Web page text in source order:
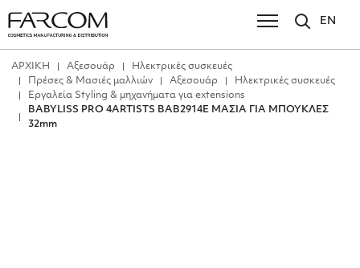
EN
ΑΡΧΙΚΗ Αξεσουάρ
Ηλεκτρικές συσκευές
Πρέσες & Μασιές μαλλιών
Αξεσουάρ
Ηλεκτρικές συσκευές
Εργαλεία Styling & μηχανήματα για extensions
BABYLISS PRO 4ARTISTS BAB2914E ΜΑΣΙΑ ΓΙΑ ΜΠΟΥΚΛΕΣ
32mm